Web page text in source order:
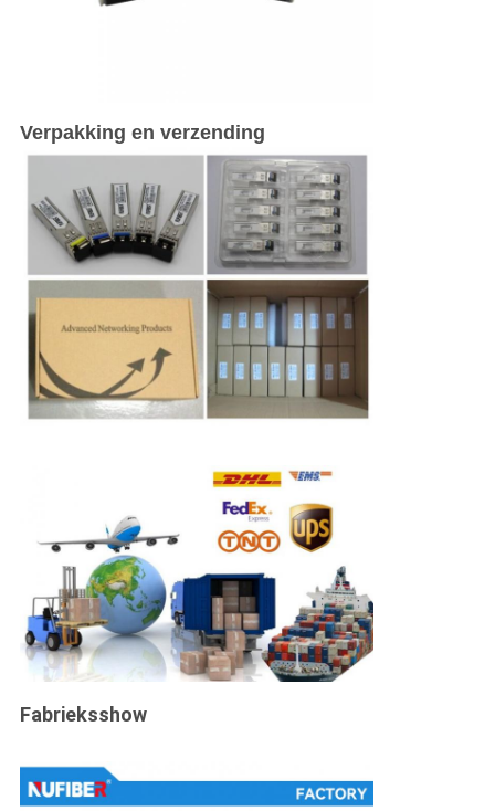
Verpakking en verzending
Fabrieksshow